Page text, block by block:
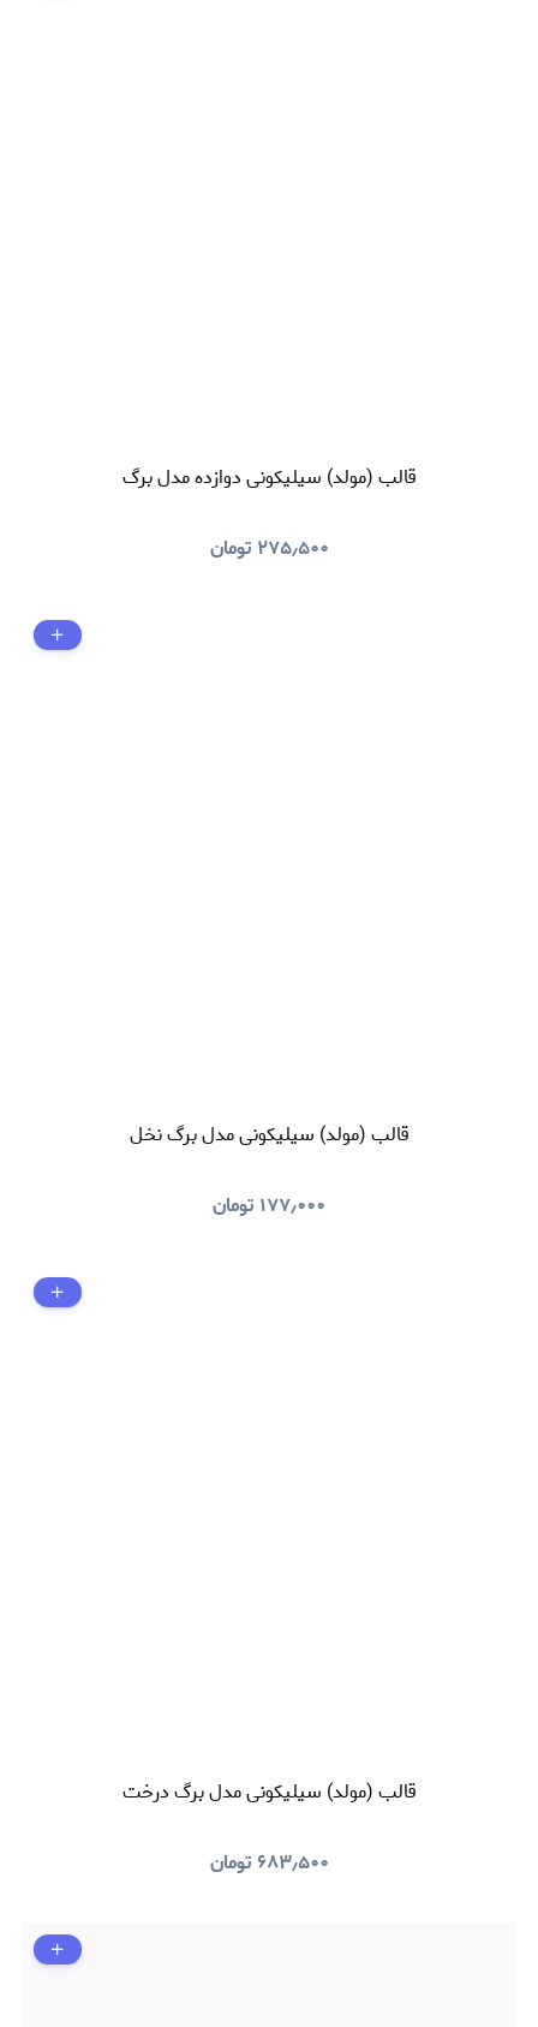
قالب (مولد) سیلیکونی دوازده مدل برگ
۲۷۵٫۵۰۰ تومان
قالب (مولد) سیلیکونی مدل برگ نخل
۱۷۷٫۰۰۰ تومان
قالب (مولد) سیلیکونی مدل برگ درخت
۶۸۳٫۵۰۰ تومان